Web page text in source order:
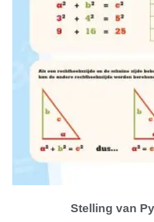
Stelling van